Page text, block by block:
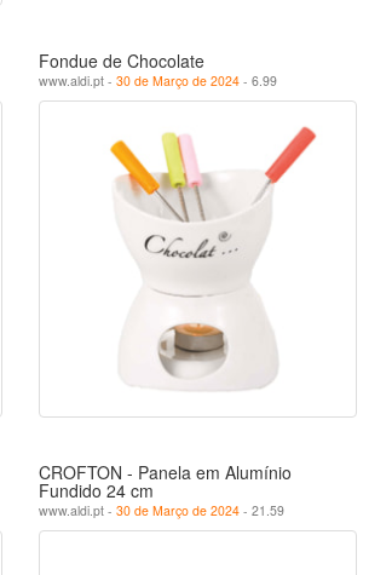
Fondue de Chocolate
www.aldi.pt - 30 de Março de 2024 - 6.99
CROFTON - Panela em Alumínio
Fundido 24 cm
www.aldi.pt - 30 de Março de 2024 - 21.59